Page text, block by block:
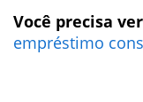
Você precisa
empréstimo